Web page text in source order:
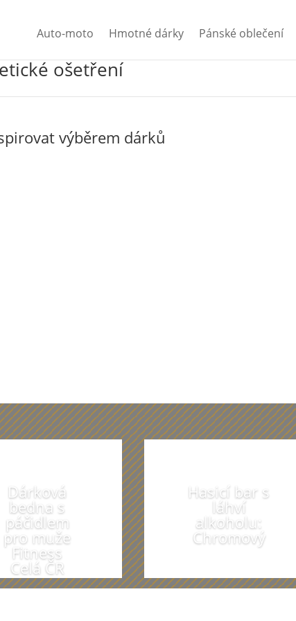
Auto-moto Hmotné dárky Pánské oblečení
ošetření
výběrem dárků
dárečků vám budou oči přecházet
Dárková
bedna s
páčidlem
pro muže
Fitness
Celá ČR
Hasicí bar s
láhví
alkoholu:
Chromový